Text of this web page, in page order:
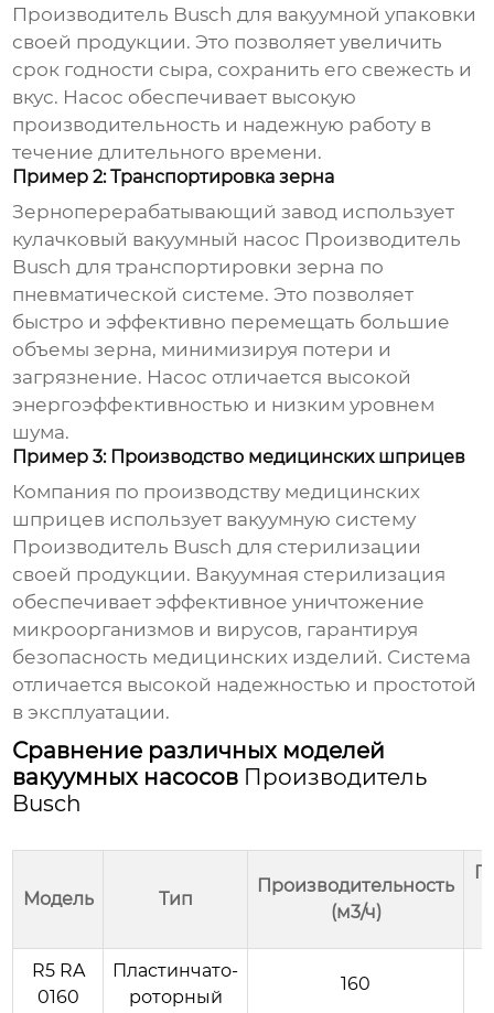
Производитель Busch для вакуумной упаковки
своей продукции. Это позволяет увеличить
срок годности сыра, сохранить его свежесть и
вкус. Насос обеспечивает высокую
производительность и надежную работу в
течение длительного времени.
Пример 2: Транспортировка зерна
Зерноперерабатывающий завод использует
кулачковый вакуумный насос Производитель
Busch для транспортировки зерна по
пневматической системе. Это позволяет
быстро и эффективно перемещать большие
объемы зерна, минимизируя потери и
загрязнение. Насос отличается высокой
энергоэффективностью и низким уровнем
шума.
Пример 3: Производство медицинских шприцев
Компания по производству медицинских
шприцев использует вакуумную систему
Производитель Busch для стерилизации
своей продукции. Вакуумная стерилизация
обеспечивает эффективное уничтожение
микроорганизмов и вирусов, гарантируя
безопасность медицинских изделий. Система
отличается высокой надежностью и простотой
в эксплуатации.
Сравнение различных моделей
вакуумных насосов Производитель
Busch
Модель Тип
Производительность
(м3/ч)
R5 RA
0160
Пластинчато-
роторный
160